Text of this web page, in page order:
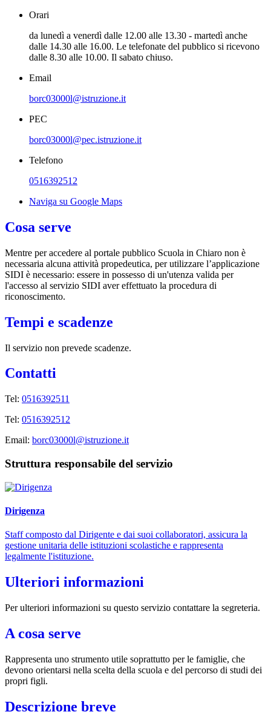
Orari
da lunedì a venerdì dalle 12.00 alle 13.30 - martedì anche
dalle 14.30 alle 16.00. Le telefonate del pubblico si ricevono
dalle 8.30 alle 10.00. Il sabato chiuso.
Email
borc03000l@istruzione.it
PEC
borc03000l@pec.istruzione.it
Telefono
0516392512
Naviga su Google Maps
Cosa serve
Mentre per accedere al portale pubblico Scuola in Chiaro non è
necessaria alcuna attività propedeutica, per utilizzare l’applicazione
SIDI è necessario: essere in possesso di un'utenza valida per
l'accesso al servizio SIDI aver effettuato la procedura di
riconoscimento.
Tempi e scadenze
Il servizio non prevede scadenze.
Contatti
Tel: 0516392511
Tel: 0516392512
Email: borc03000l@istruzione.it
Struttura responsabile del servizio
Dirigenza
Staff composto dal Dirigente e dai suoi collaboratori, assicura la
gestione unitaria delle istituzioni scolastiche e rappresenta
legalmente l'istituzione.
Ulteriori informazioni
Per ulteriori informazioni su questo servizio contattare la segreteria.
A cosa serve
Rappresenta uno strumento utile soprattutto per le famiglie, che
devono orientarsi nella scelta della scuola e del percorso di studi dei
propri figli.
Descrizione breve